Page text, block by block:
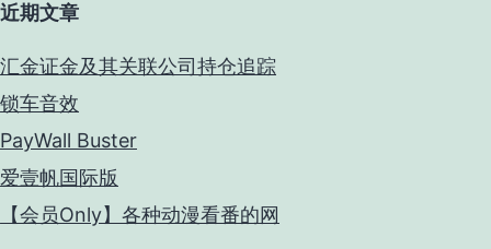
近期文章
汇金证金及其关联公司持仓追踪
锁车音效
PayWall Buster
爱壹帆国际版
【会员Only】各种动漫看番的网